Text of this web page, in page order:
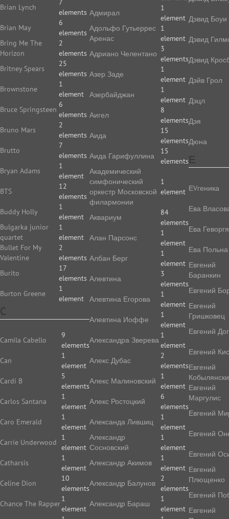
Brian Lynch
7
elements
Brian May
6
elements
Bring Me The
Horizon
2
elements
Britney Spears
25
elements
Brownstone
1
element
Bruce Springsteen
6
elements
Bruno Mars
2
elements
Brutto
7
elements
Bryan Adams
1
element
BTS
12
elements
Buddy Holly
1
element
Bulgarka junior
quartet
1
element
Bullet For My
Valentine
2
elements
Burito
17
elements
Burton Greene
1
element
C
Camila Cabello
9
elements
Can
1
element
Cardi B
5
elements
Carlos Santana
1
element
Caro Emerald
1
element
Carrie Underwood
1
element
Catharsis
1
element
Celine Dion
10
elements
Chance The Rapper
1
element
Адмирал
1
element
Адольфо Гутьеррес
Аренас
1
element
Адриано Челентано
3
elements
Азер Заде
1
element
Азербайджан
1
element
Аигел
8
elements
Аида
15
elements
Аида Гарифуллина
15
elements
Академический
симфонический
оркестр Московской
филармонии
1
element
Аквариум
84
elements
Алан Парсонс
1
element
Албан Берг
1
element
Алевтина
3
elements
Алевтина Егорова
1
element
Алевтина Иоффе
1
element
Алек­сан­дра Зве­ре­ва
1
element
Алекс Дубас
2
elements
Алекс Малиновский
1
element
Алекс Ростоцкий
6
elements
Александа Лившиц
1
element
Александр
Сосновский
1
element
Александр Акимов
1
element
Александр Балунов
2
elements
Александр Бараш
1
element
Дэвид Боуи
Дэвид
Дэвид
Дэйв Грол
Дэцл
Дэя
Дюна
Е
ЕVгеника
Ева
Ева
Ева Польна
Евгений
Баранкин
Евгений
Евгений
Гришковец
Евгений
Евгений
Евгений
Евгений
Маргулис
Евгений
Евгений
Евгений
Евгений
Плющенко
Евгений
Евгений